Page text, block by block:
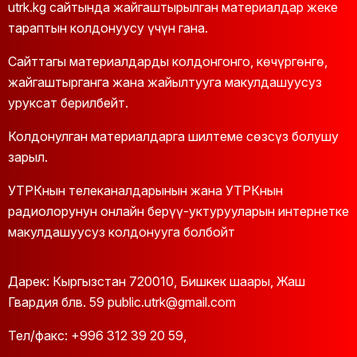
19:00 Музыка
22:00 Антракт
22:15
“Музыка plus” музыкалык ток-шоу
(кайталоо)
23:15 Музыка
01:00 Дебют
utrk.kg сайтында жайгаштырылган материалдар жеке
тараптын колдонуусу үчүн гана.
Сайттагы материалдарды колдонгонго, көчүргөнгө,
жайгаштырганга жана жайылтууга макулдашуусуз
уруксат берилбейт.
Колдонулган материалдарга шилтеме сөзсүз болушу
зарыл.
УТРКнын телеканалдарынын жана УТРКнын
радиолорунун онлайн берүү-уктурууларын интернетке
макулдашуусуз колдонууга болбойт
Дарек: Кыргызстан 720010, Бишкек шаары, Жаш
Гвардия блв. 59 public.utrk@gmail.com
Тел/факс: +996 312 39 20 59